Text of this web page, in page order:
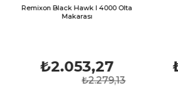
Remixon Black Hawk I 4000 Olta
Makarası
₺2.053,27
₺2.279,13